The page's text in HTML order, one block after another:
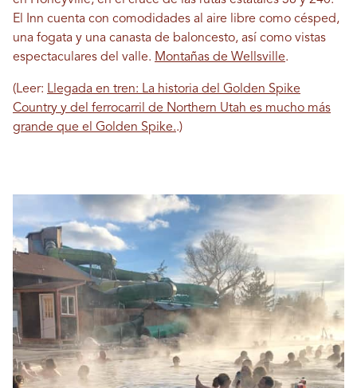
El Inn cuenta con comodidades al aire libre como césped,
una fogata y una canasta de baloncesto, así como vistas
espectaculares del valle. Montañas de Wellsville.
(Leer: Llegada en tren: La historia del Golden Spike
Country y del ferrocarril de Northern Utah es mucho más
grande que el Golden Spike..)